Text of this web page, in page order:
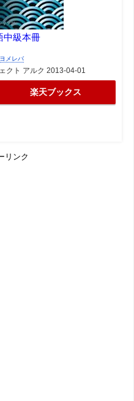
中級本冊
ヨメレバ
クト アルク 2013-04-01
楽天ブックス
リンク